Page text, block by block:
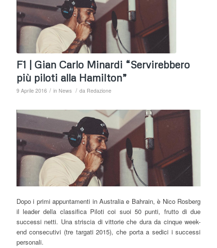
F1 | Gian Carlo Minardi “Servirebbero
più piloti alla Hamilton”
9 Aprile 2016 / in News / da Redazione
Dopo i primi appuntamenti in Australia e Bahrain, è Nico Rosberg
il leader della classifica Piloti coi suoi 50 punti, frutto di due
successi netti. Una striscia di vittorie che dura da cinque week-
end consecutivi (tre targati 2015), che porta a sedici i successi
personali.